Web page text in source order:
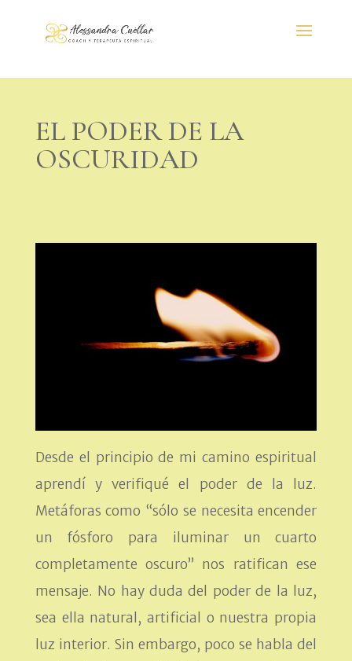
EL PODER DE LA
OSCURIDAD
Desde el principio de mi camino espiritual
aprendí y verifiqué el poder de la luz.
Metáforas como “sólo se necesita encender
un fósforo para iluminar un cuarto
completamente oscuro” nos ratifican ese
mensaje. No hay duda del poder de la luz,
sea ella natural, artificial o nuestra propia
luz interior. Sin embargo, poco se habla del